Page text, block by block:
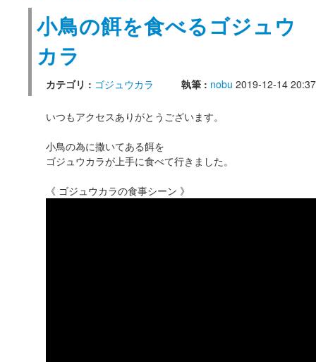
小鳥の餌を食べるゴジュウ
カラ
カテゴリ : ゴジュウカラ 執筆 : nobu 2019-12-14 20:37
いつもアクセスありがとうございます。
小鳥の為に撒いてある餌を
ゴジュウカラが上手に食べて行きました。
《 ゴジュウカラの食事シーン 》